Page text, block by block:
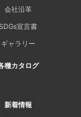
種カタログ
会社沿革
SDGs宣言書
ギャラリー
新着情報